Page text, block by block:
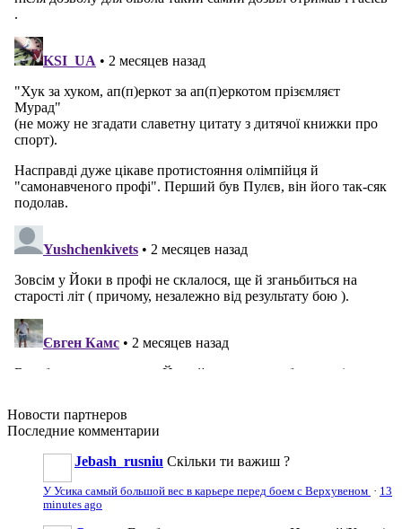
Новости партнеров
Последние комментарии
Jebash_rusniu Скільки ти важиш ?
У Усика самый большой вес в карьере перед боем с Верхувеном · 13
minutes ago